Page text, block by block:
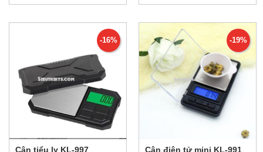
-16%
Cân tiểu ly KL-997
-19%
Cân điện tử mini KL-991